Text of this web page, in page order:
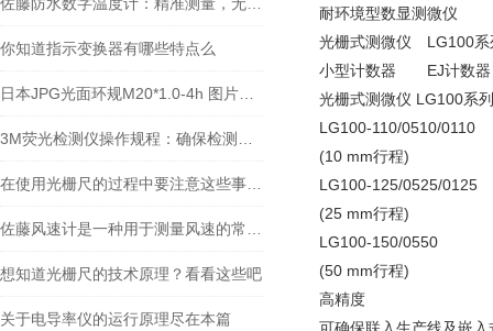
你知道指示变换器有哪些特点么
想知道光栅尺的技术原理？看看这些吧
关于电导率仪的运行原理尽在本篇
耐环境型数显测微仪
光栅式测微仪 LG100系
小型计数器 EJ计数器
光栅式测微仪 LG100系列
LG100-110/0510/0110
(10 mm行程)
LG100-125/0525/0125
(25 mm行程)
LG100-150/0550
(50 mm行程)
高精度